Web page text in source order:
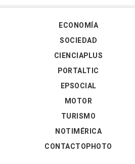
ECONOMÍA
SOCIEDAD
CIENCIAPLUS
PORTALTIC
EPSOCIAL
MOTOR
TURISMO
NOTIMÉRICA
CONTACTOPHOTO